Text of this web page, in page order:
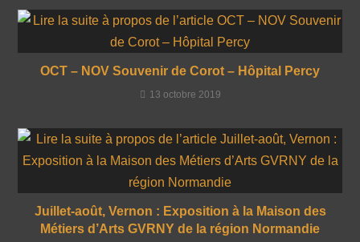
OCT – NOV Souvenir de Corot – Hôpital Percy
13 octobre 2019
Juillet-août, Vernon : Exposition à la Maison des
Métiers d’Arts GVRNY de la région Normandie